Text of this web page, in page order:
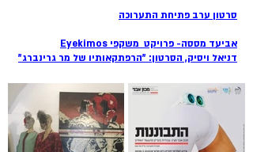
סרטון ערב פתיחת התערוכה
אביעד מססה- פרויקט משקפי Eyekimos​
דניאל ויסיק, הסרטון: "הרפתקאותיו של מר גרינברג"